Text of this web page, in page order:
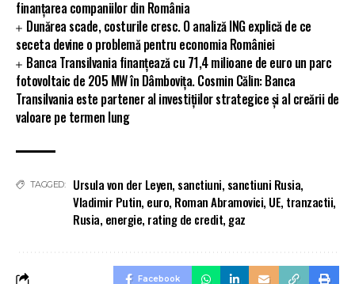
finanțarea companiilor din România
Dunărea scade, costurile cresc. O analiză ING explică de ce
seceta devine o problemă pentru economia României
Banca Transilvania finanțează cu 71,4 milioane de euro un parc
fotovoltaic de 205 MW în Dâmbovița. Cosmin Călin: Banca
Transilvania este partener al investițiilor strategice și al creării de
valoare pe termen lung
TAGGED: Ursula von der Leyen, sanctiuni, sanctiuni Rusia,
Vladimir Putin, euro, Roman Abramovici, UE, tranzactii,
Rusia, energie, rating de credit, gaz
Facebook